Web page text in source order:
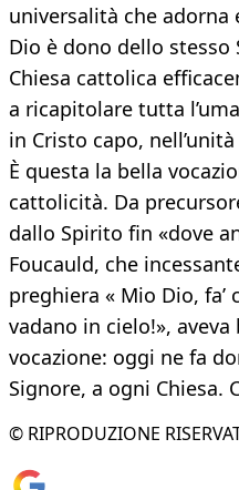
universalità che
Dio è dono dello stesso
Chiesa cattolica
a ricapitolare tutta
in Cristo capo,
È questa la bella
cattolicità. Da
dallo Spirito fin «dove
Foucauld, che
preghiera « Mio Dio,
vadano in cielo!»,
vocazione: oggi ne fa
Signore, a ogni Chiesa.
© RIPRODUZIONE